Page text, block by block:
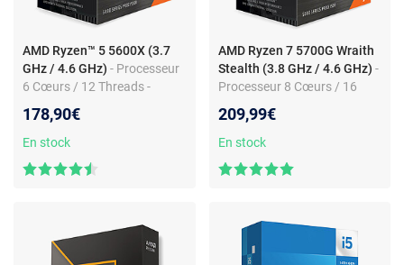
AMD Ryzen™ 5 5600X (3.7
GHz / 4.6 GHz) - Processeur
6 Cœurs / 12 Threads -
35 Mo - 7 nm - TDP 65W -
avec système de
boîte - garantie constructeur
178,90€
En stock
AMD Ryzen 7 5700G Wraith
Stealth (3.8 GHz / 4.6 GHz) -
Processeur 8 Cœurs / 16
Cache L3 16 Mo - Radeon
Vega Graphics 8 - 7 nm - TDP
refroidissement (version
209,99€
En stock